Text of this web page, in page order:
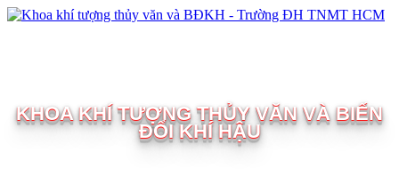
KHOA KHÍ TƯỢNG THỦY VĂN VÀ BIẾN
ĐỔI KHÍ HẬU